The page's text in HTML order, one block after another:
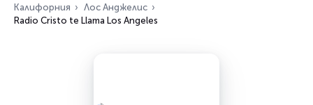
Калифорния
Лос Анджелис
Radio Cristo te Llama Los Angeles